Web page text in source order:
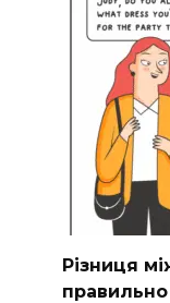
Різниця